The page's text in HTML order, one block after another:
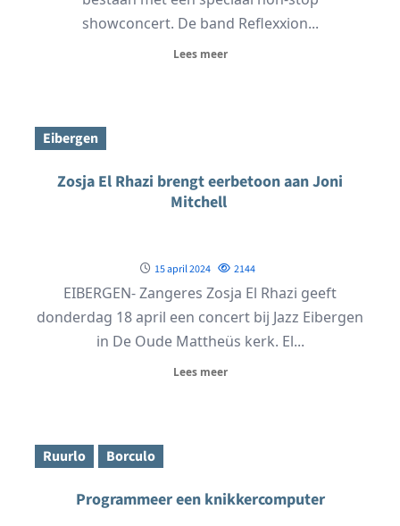
showconcert. De band Reflexxion...
Lees meer
Eibergen
Zosja El Rhazi brengt eerbetoon aan Joni
Mitchell
15 april 2024 2144
EIBERGEN- Zangeres Zosja El Rhazi geeft
donderdag 18 april een concert bij Jazz Eibergen
in De Oude Mattheüs kerk. El...
Lees meer
Ruurlo Borculo
Programmeer een knikkercomputer